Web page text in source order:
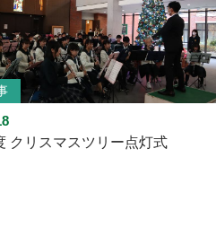
クリスマスツリー点灯式